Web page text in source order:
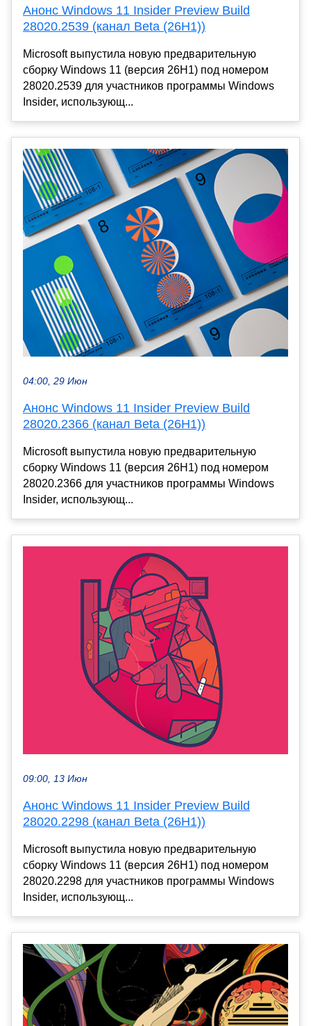
Анонс Windows 11 Insider Preview Build
28020.2539 (канал Beta (26H1))
Microsoft выпустила новую предварительную
сборку Windows 11 (версия 26H1) под номером
28020.2539 для участников программы Windows
Insider, использующ...
04:00, 29 Июн
Анонс Windows 11 Insider Preview Build
28020.2366 (канал Beta (26H1))
Microsoft выпустила новую предварительную
сборку Windows 11 (версия 26H1) под номером
28020.2366 для участников программы Windows
Insider, использующ...
09:00, 13 Июн
Анонс Windows 11 Insider Preview Build
28020.2298 (канал Beta (26H1))
Microsoft выпустила новую предварительную
сборку Windows 11 (версия 26H1) под номером
28020.2298 для участников программы Windows
Insider, использующ...